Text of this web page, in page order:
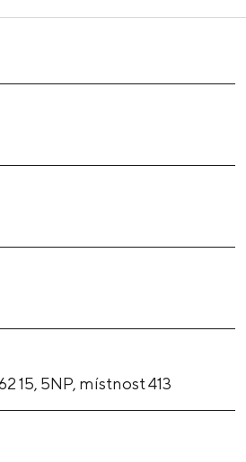
15, 5NP, místnost 413